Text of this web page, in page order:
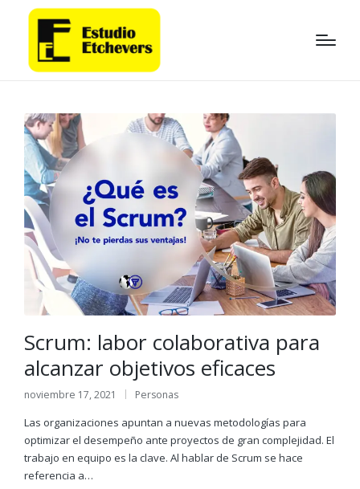
Scrum: labor colaborativa para
alcanzar objetivos eficaces
noviembre 17, 2021
Publicado
en
Personas
Las organizaciones apuntan a nuevas metodologías para
optimizar el desempeño ante proyectos de gran complejidad. El
trabajo en equipo es la clave. Al hablar de Scrum se hace
referencia a…